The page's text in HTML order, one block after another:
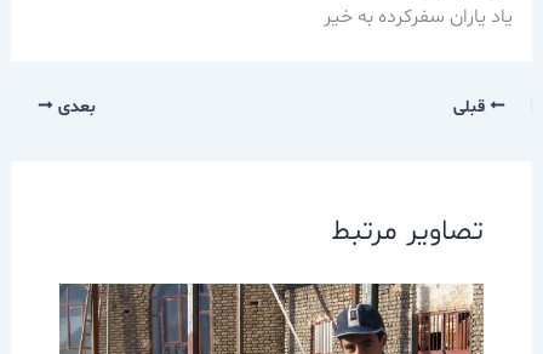
ياد ياران سفركرده به خير
قبلی بعدی
تصاویر مرتبط